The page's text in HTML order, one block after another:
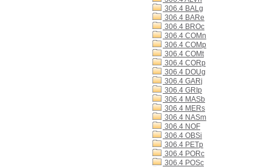
306.4 BALg
306.4 BARe
306.4 BROc
306.4 COMn
306.4 COMp
306.4 COMt
306.4 CORp
306.4 DOUg
306.4 GARj
306.4 GRIp
306.4 MASb
306.4 MERs
306.4 NASm
306.4 NOF
306.4 OBSi
306.4 PETp
306.4 PORc
306.4 POSc